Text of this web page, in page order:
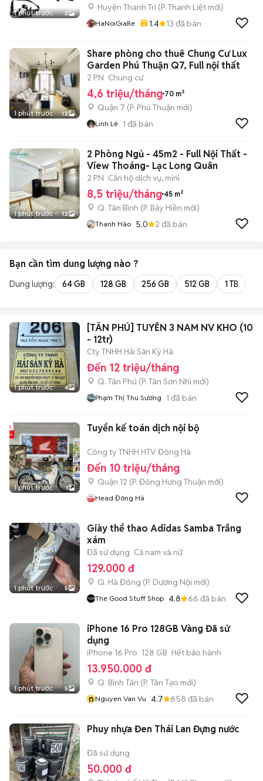
1 phút trước 2
Huyện Thanh Trì (P. Thanh Liệt mới)
HaNoiGiaRe 1.4 13 đã bán
1 phút trước 12
Share phòng cho thuê Chung Cư Lux
Garden Phú Thuận Q7, Full nội thất
2 PN Chung cư
4,6 triệu/tháng 70 m²
Quận 7 (P. Phú Thuận mới)
Linh Lê 1 đã bán
1 phút trước 12
2 Phòng Ngủ - 45m2 - Full Nội Thất -
View Thoáng- Lạc Long Quân
2 PN Căn hộ dịch vụ, mini
8,5 triệu/tháng 45 m²
Q. Tân Bình (P. Bảy Hiền mới)
Thanh Hào 5.0 2 đã bán
Bạn cần tìm dung lượng nào ?
Dung lượng: 64 GB 128 GB 256 GB 512 GB 1 TB
1 phút trước 4
[TÂN PHÚ] TUYỂN 3 NAM NV KHO (10
- 12tr)
Cty TNHH Hải Sản Kỳ Hà
Đến 12 triệu/tháng
Q. Tân Phú (P. Tân Sơn Nhì mới)
Phạm Thị Thu Sương 1 đã bán
1 phút trước 1
Tuyển kế toán dịch nội bộ
Công ty TNHH HTV Đông Hà
Đến 10 triệu/tháng
Quận 12 (P. Đông Hưng Thuận mới)
Head Đông Hà
1 phút trước 5
Giày thể thao Adidas Samba Trắng
xám
Đã sử dụng Cả nam và nữ
129.000 đ
Q. Hà Đông (P. Dương Nội mới)
The Good Stuff Shop 4.8 66 đã bán
1 phút trước 5
iPhone 16 Pro 128GB Vàng Đã sử
dụng
iPhone 16 Pro 128 GB Hết bảo hành
13.950.000 đ
Q. Bình Tân (P. Tân Tạo mới)
nNguyen Van Vu 4.7 658 đã bán
Phuy nhựa Đen Thái Lan Đựng nước
Đã sử dụng
50.000 đ